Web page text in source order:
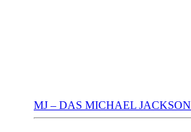
MJ – DAS MICHAEL